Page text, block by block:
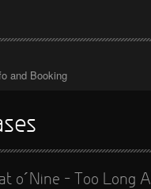
and Booking
o´Nine - Too Long